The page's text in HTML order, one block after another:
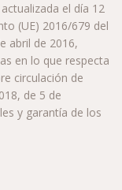
el día 12
(UE) 2016/679 del
abril de 2016,
en lo que respecta
circulación de
de 5 de
y garantía de los